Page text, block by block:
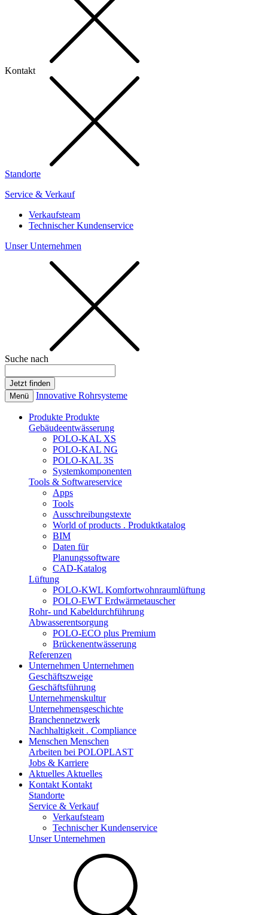
Kontakt
Standorte
Service & Verkauf
Verkaufsteam
Technischer Kundenservice
Unser Unternehmen
Suche nach
Menü Innovative Rohrsysteme
Produkte Produkte
Gebäudeentwässerung
POLO-KAL XS
POLO-KAL NG
POLO-KAL 3S
Systemkomponenten
Tools & Softwareservice
Apps
Tools
Ausschreibungstexte
World of products . Produktkatalog
BIM
Daten für
Planungssoftware
CAD-Katalog
Lüftung
POLO-KWL Komfortwohnraumlüftung
POLO-EWT Erdwärmetauscher
Rohr- und Kabeldurchführung
Abwasserentsorgung
POLO-ECO plus Premium
Brückenentwässerung
Referenzen
Unternehmen Unternehmen
Geschäftszweige
Geschäftsführung
Unternehmenskultur
Unternehmensgeschichte
Branchennetzwerk
Nachhaltigkeit . Compliance
Menschen Menschen
Arbeiten bei POLOPLAST
Jobs & Karriere
Aktuelles Aktuelles
Kontakt Kontakt
Standorte
Service & Verkauf
Verkaufsteam
Technischer Kundenservice
Unser Unternehmen